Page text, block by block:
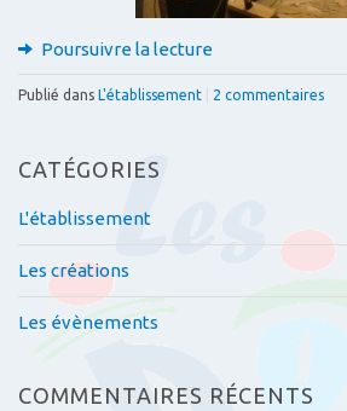
Poursuivre la lecture
Publié dans L'établissement 2 commentaires
CATÉGORIES
L'établissement
Les créations
Les évènements
COMMENTAIRES RÉCENTS